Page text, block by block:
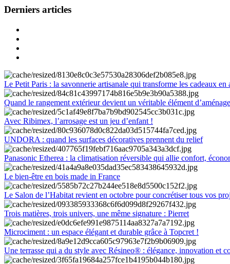
Derniers articles
Le Petit Paris : la savonnerie artisanale qui transforme les cadeaux en
Quand le rangement extérieur devient un véritable élément
Avec Ribimex, l’arrosage est un jeu d’enfant !
UNDORA : quand les surfaces décoratives prennent du relief
Panasonic Etherea : la climatisation réversible qui allie confort,
Le bien-être en bois made in France
Le Salon de l’Habitat revient en octobre pour concrétiser tous vos
Trois matières, trois univers, une même signature : Pierret
Microciment : un espace élégant et durable grâce à Topcret !
Une terrasse qui a du style avec Résineo® : élégance, innovation et